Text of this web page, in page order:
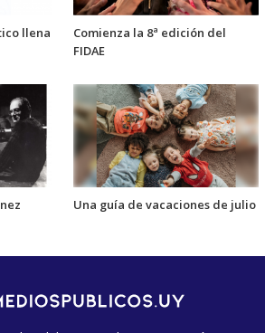
llena
Comienza la 8ª edición del
FIDAE
Una guía de vacaciones de julio